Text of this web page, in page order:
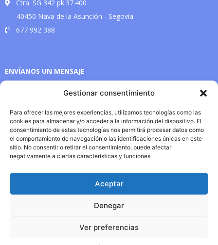
Gestionar consentimiento
Para ofrecer las mejores experiencias, utilizamos tecnologías como las
cookies para almacenar y/o acceder a la información del dispositivo. El
consentimiento de estas tecnologías nos permitirá procesar datos como
el comportamiento de navegación o las identificaciones únicas en este
sitio. No consentir o retirar el consentimiento, puede afectar
negativamente a ciertas características y funciones.
Aceptar
Denegar
Ver preferencias
Ctra. SG 342 pk.37.400
40450 Nava de la Asunción - Segovia
677 992 388
ENVÍANOS UN MENSAJE